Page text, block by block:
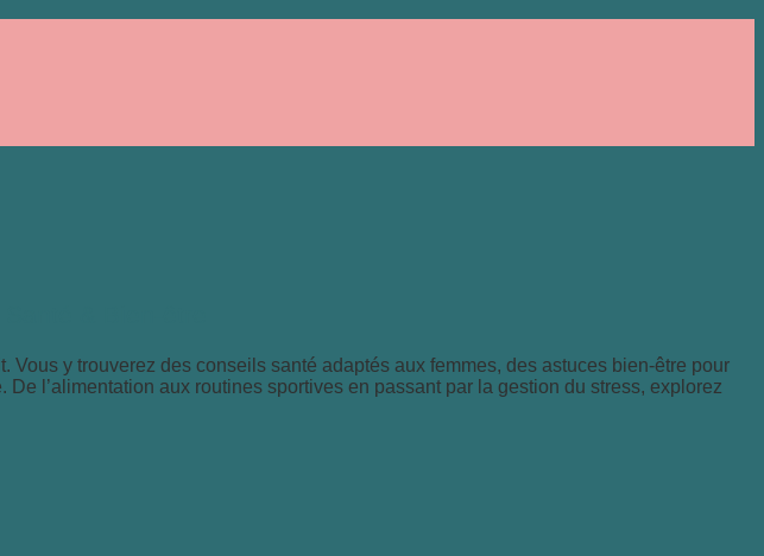
y trouverez des conseils santé adaptés aux femmes, des astuces bien-être pour
l’alimentation aux routines sportives en passant par la gestion du stress, explorez